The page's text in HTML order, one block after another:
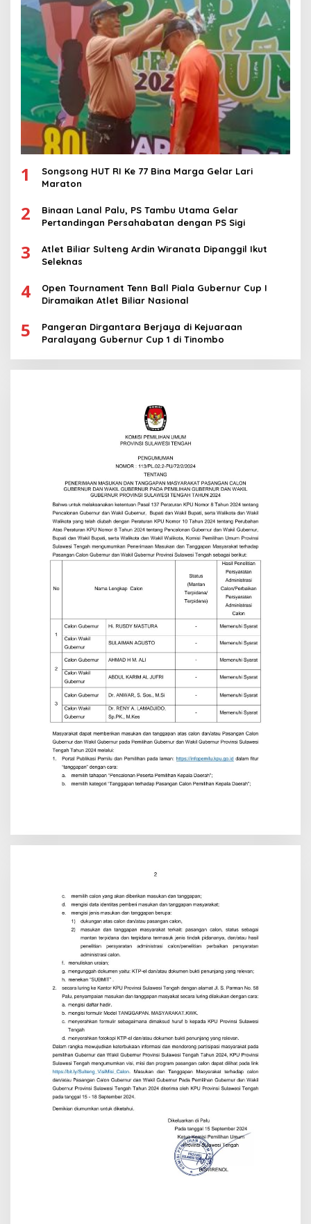
1
Songsong HUT RI Ke 77 Bina Marga Gelar Lari
Maraton
2
Binaan Lanal Palu, PS Tambu Utama Gelar
Pertandingan Persahabatan dengan PS Sigi
3
Atlet Biliar Sulteng Ardin Wiranata Dipanggil Ikut
Seleknas
4
Open Tournament Tenn Ball Piala Gubernur Cup I
Diramaikan Atlet Biliar Nasional
5
Pangeran Dirgantara Berjaya di Kejuaraan
Paralayang Gubernur Cup 1 di Tinombo